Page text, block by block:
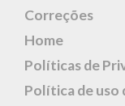
Correções
Home
Políticas de
Política de